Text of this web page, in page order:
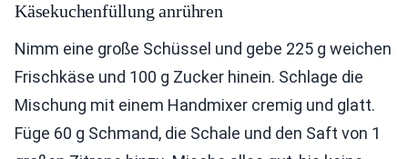
Käsekuchenfüllung anrühren
Nimm eine große Schüssel und gebe 225 g weichen
Frischkäse und 100 g Zucker hinein. Schlage die
Mischung mit einem Handmixer cremig und glatt.
Füge 60 g Schmand, die Schale und den Saft von 1